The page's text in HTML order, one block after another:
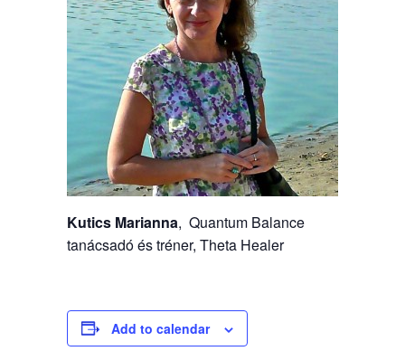
Kutics Marianna, Quantum Balance
tanácsadó és tréner, Theta Healer
Add to calendar